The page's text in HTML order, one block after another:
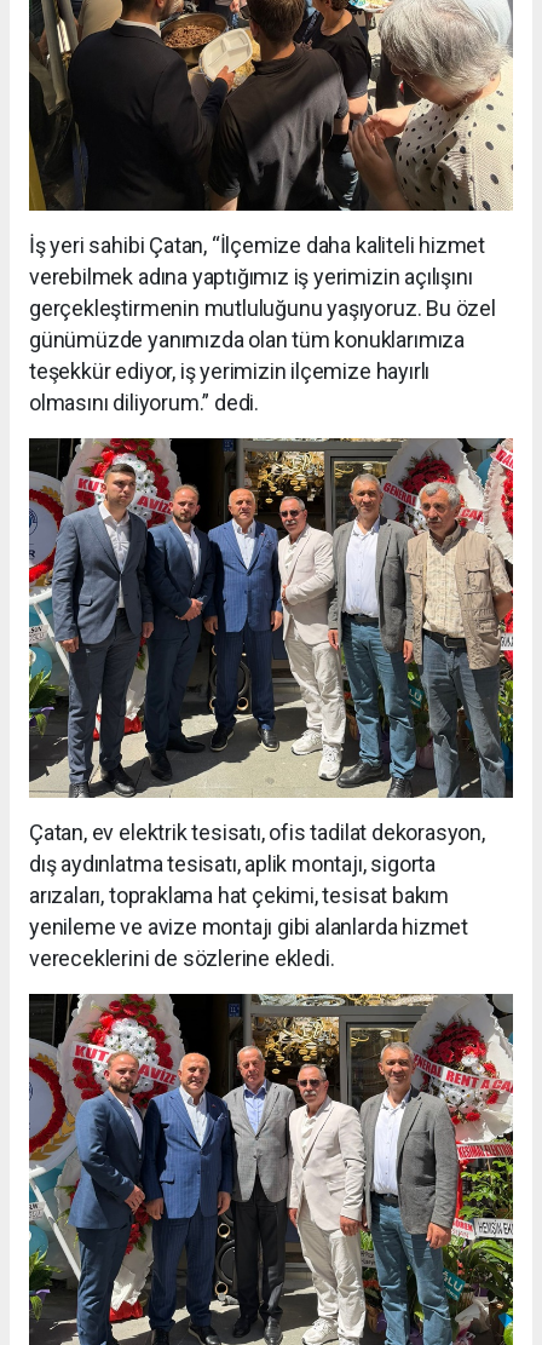
İş yeri sahibi Çatan, “İlçemize daha kaliteli hizmet
verebilmek adına yaptığımız iş yerimizin açılışını
gerçekleştirmenin mutluluğunu yaşıyoruz. Bu özel
günümüzde yanımızda olan tüm konuklarımıza
teşekkür ediyor, iş yerimizin ilçemize hayırlı
olmasını diliyorum.” dedi.
Çatan, ev elektrik tesisatı, ofis tadilat dekorasyon,
dış aydınlatma tesisatı, aplik montajı, sigorta
arızaları, topraklama hat çekimi, tesisat bakım
yenileme ve avize montajı gibi alanlarda hizmet
vereceklerini de sözlerine ekledi.